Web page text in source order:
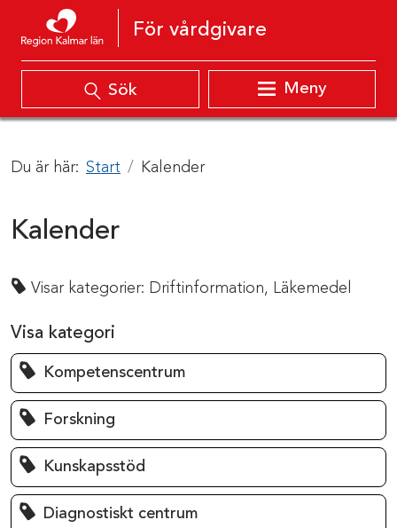
Hoppa till innehåll
För vårdgivare
Sök Meny
Du är här: Start Kalender
Kalender
Visar kategorier: Driftinformation, Läkemedel
Visa kategori
Kompetenscentrum
Forskning
Kunskapsstöd
Diagnostiskt centrum